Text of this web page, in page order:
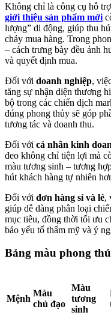
Không chỉ là công cụ hỗ
giới thiệu sản phẩm mới
lượng” di động, giúp thu
chảy mua hàng. Trong
– cách trưng bày đều ảnh
và quyết định mua.
Đối với doanh nghiệp,
tăng sự nhận diện thương
bộ trong các chiến dịch
đúng phong thủy sẽ góp
tương tác và doanh thu.
Đối với cá nhân kinh
đeo không chỉ tiện lợi mà
màu tương sinh – tương
hút khách hàng tự nhiên
Đối với đơn hàng sỉ và lẻ,
giúp dễ dàng phân loại
mục tiêu, đồng thời tối ưu
bảo yếu tố thẩm mỹ và ý
Bảng màu phong
Mệnh
Màu
chủ đạo
Màu
tương
sinh